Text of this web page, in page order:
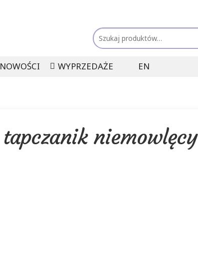
Szukaj:
NOWOŚCI WYPRZEDAŻE EN
tapczanik niemowlęcy